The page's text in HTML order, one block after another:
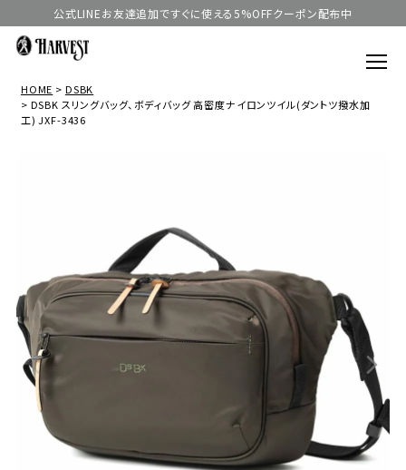
公式LINEお友達追加ですぐに使える5%OFFクーポン配布中
HOME
DSBK
DSBK スリングバッグ、ボディバッグ 高密度ナイロンツイル(ダントツ撥水加
工) JXF-3436